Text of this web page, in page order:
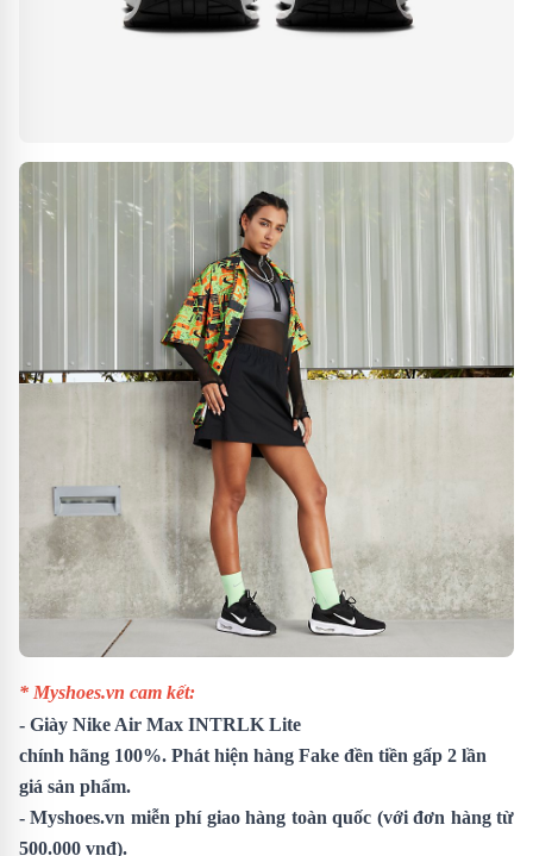
* Myshoes.vn cam kết:
- Giày Nike Air Max INTRLK Lite
chính hãng 100%. Phát hiện hàng Fake đền tiền gấp 2 lần
giá sản phẩm.
- Myshoes.vn miễn phí giao hàng toàn quốc (với đơn hàng từ
500.000 vnđ).